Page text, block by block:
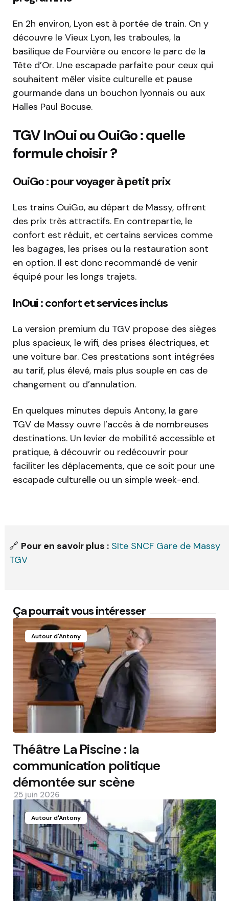
En 2h environ, Lyon est à portée de train. On y
découvre le Vieux Lyon, les traboules, la
basilique de Fourvière ou encore le parc de la
Tête d’Or. Une escapade parfaite pour ceux qui
souhaitent mêler visite culturelle et pause
gourmande dans un bouchon lyonnais ou aux
Halles Paul Bocuse.
TGV InOui ou OuiGo : quelle
formule choisir ?
OuiGo : pour voyager à petit prix
Les trains OuiGo, au départ de Massy, offrent
des prix très attractifs. En contrepartie, le
confort est réduit, et certains services comme
les bagages, les prises ou la restauration sont
en option. Il est donc recommandé de venir
équipé pour les longs trajets.
InOui : confort et services inclus
La version premium du TGV propose des sièges
plus spacieux, le wifi, des prises électriques, et
une voiture bar. Ces prestations sont intégrées
au tarif, plus élevé, mais plus souple en cas de
changement ou d’annulation.
En quelques minutes depuis Antony, la gare
TGV de Massy ouvre l’accès à de nombreuses
destinations. Un levier de mobilité accessible et
pratique, à découvrir ou redécouvrir pour
faciliter les déplacements, que ce soit pour une
escapade culturelle ou un simple week-end.
🔗 Pour en savoir plus : SIte SNCF Gare de Massy
TGV
Ça pourrait vous intéresser
Autour d'Antony
Théâtre La Piscine : la
communication politique
démontée sur scène
25 juin 2026
Autour d'Antony